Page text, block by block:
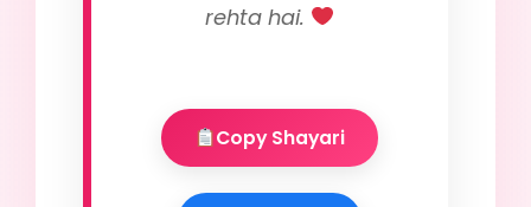
rehta hai.
Copy Shayari